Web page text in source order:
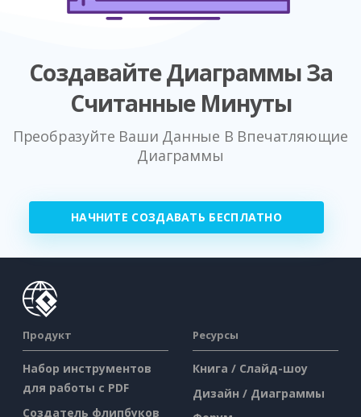
Создавайте Диаграммы За
Считанные Минуты
Преобразуйте Ваши Данные В Впечатляющие
Диаграммы
НАЧНИТЕ СОЗДАВАТЬ БЕСПЛАТНО
Продукт
Набор инструментов
для работы с PDF
Создатель флипбуков
Ресурсы
Книга / Слайд-шоу
Дизайн / Диаграммы